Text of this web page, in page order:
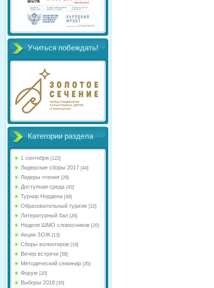
Учиться побеждать!
Категории раздела
1 сентября [122]
Лидерские сборы 2017 [44]
Лидеры чтения [29]
Доступная среда [43]
Турнир Нордена [48]
Образовательный туризм [22]
Литературный бал [26]
Неделя ШМО словесников [20]
Акции ЗОЖ [13]
Сборы волонтеров [19]
Вечер встречи [58]
Методический семинар [35]
Форум [20]
Выборы 2018 [35]